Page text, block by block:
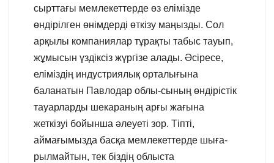
сырттағы мемлекеттерде өз елімізде
өндірілген өнімдерді өткізу маңызды. Сол
арқылы компаниялар тұрақты табыс тауып,
жұмысын үздіксіз жүргізе алады. Әсіресе,
еліміздің индустриялық орталығына
баланатын Павлодар облы-сының өндірістік
тауарларды шекараның арғы жағына
жеткізуі бойынша әлеуеті зор. Тіпті,
аймағымызда басқа мемлекеттерде шыға-
рылмайтын, тек біздің облыста